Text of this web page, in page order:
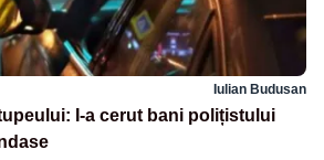
Iulian Budusan
I-a cerut bani polițistului